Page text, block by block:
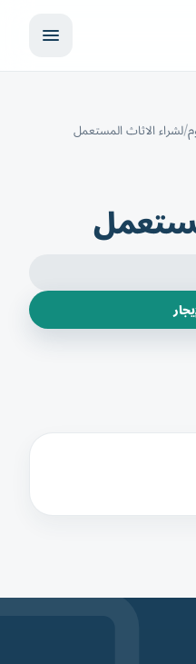
لشراء الاثاث المستعمل